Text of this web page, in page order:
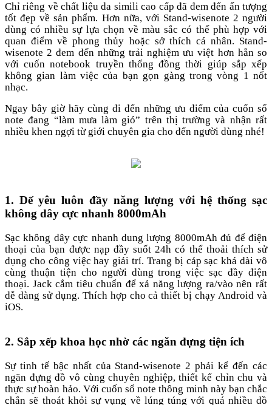
Chỉ riêng về chất liệu da simili cao cấp đã đem đến ấn tượng
tốt đẹp về sản phẩm. Hơn nữa, với Stand-wisenote 2 người
dùng có nhiều sự lựa chọn về màu sắc có thể phù hợp với
quan điểm về phong thủy hoặc sở thích cá nhân. Stand-
wisenote 2 đem đến những trải nghiệm ưu việt hơn hẳn so
với cuốn notebook truyền thống đồng thời giúp sắp xếp
không gian làm việc của bạn gọn gàng trong vòng 1 nốt
nhạc.
Ngay bây giờ hãy cùng đi đến những ưu điểm của cuốn sổ
note đang “làm mưa làm gió” trên thị trường và nhận rất
nhiều khen ngợi từ giới chuyên gia cho đến người dùng nhé!
1. Dế yêu luôn đầy năng lượng với hệ thống sạc
không dây cực nhanh 8000mAh
Sạc không dây cực nhanh dung lượng 8000mAh đủ để điện
thoại của bạn được nạp đầy suốt 24h có thể thoải thích sử
dụng cho công việc hay giải trí. Trang bị cáp sạc khá dài vô
cùng thuận tiện cho người dùng trong việc sạc đầy điện
thoại. Jack cắm tiêu chuẩn để xả năng lượng ra/vào nên rất
dễ dàng sử dụng. Thích hợp cho cả thiết bị chạy Android và
iOS.
2. Sắp xếp khoa học nhờ các ngăn đựng tiện ích
Sự tinh tế bậc nhất của Stand-wisenote 2 phải kể đến các
ngăn đựng đồ vô cùng chuyên nghiệp, thiết kế chỉn chu và
thực sự hoàn hảo. Với cuốn sổ note thông minh này bạn chắc
chắn sẽ thoát khỏi sự vụng về lúng túng với quá nhiều đồ